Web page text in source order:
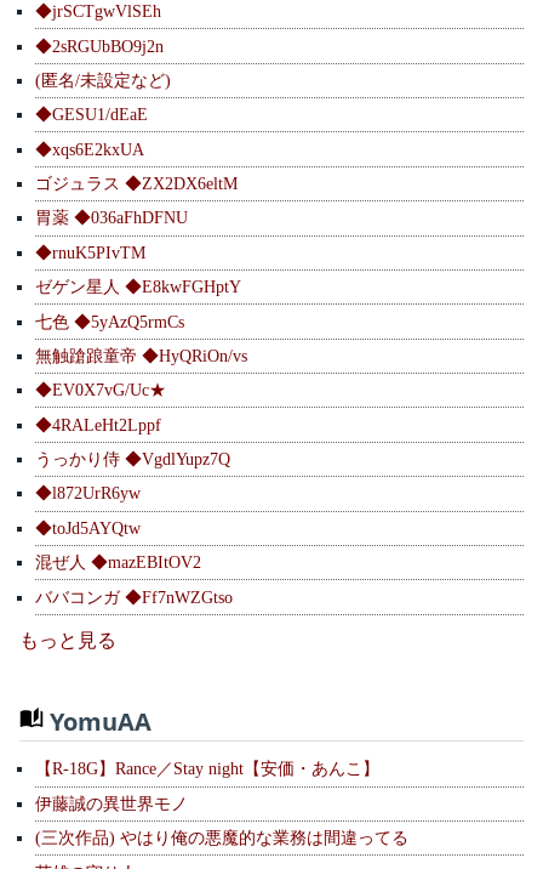
◆jrSCTgwVlSEh
◆2sRGUbBO9j2n
(匿名/未設定など)
◆GESU1/dEaE
◆xqs6E2kxUA
ゴジュラス ◆ZX2DX6eltM
胃薬 ◆036aFhDFNU
◆rnuK5PIvTM
ゼゲン星人 ◆E8kwFGHptY
七色 ◆5yAzQ5rmCs
無触蹌踉童帝 ◆HyQRiOn/vs
◆EV0X7vG/Uc★
◆4RALeHt2Lppf
うっかり侍 ◆VgdlYupz7Q
◆l872UrR6yw
◆toJd5AYQtw
混ぜ人 ◆mazEBItOV2
ババコンガ ◆Ff7nWZGtso
もっと見る
YomuAA
【R-18G】Rance／Stay night【安価・あんこ】
伊藤誠の異世界モノ
(三次作品) やはり俺の悪魔的な業務は間違ってる